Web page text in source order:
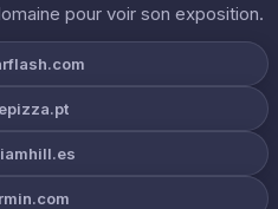
pour voir son exposition.